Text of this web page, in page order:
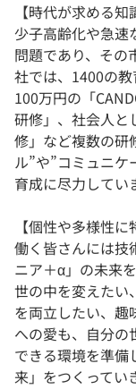
【時代が求める知
少子高齢化や急速
問題であり、その
社では、1400の
100万円の「
研修」、社会人と
修」など複数の研
ル”や”コミュニ
育成に尽力してい
【個性や多様性
働く皆さんには技
ニア＋α」の未来
世の中を変えたい
を両立したい、
への愛も、自分の
できる環境を準備
来」をつくってい